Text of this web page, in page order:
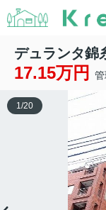
デュランタ錦
17.15万円
1/20